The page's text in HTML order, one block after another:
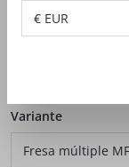
Varianteauswählen